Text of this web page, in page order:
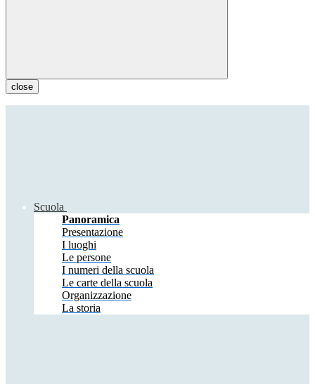
close
Scuola
Panoramica
Presentazione
I luoghi
Le persone
I numeri della scuola
Le carte della scuola
Organizzazione
La storia